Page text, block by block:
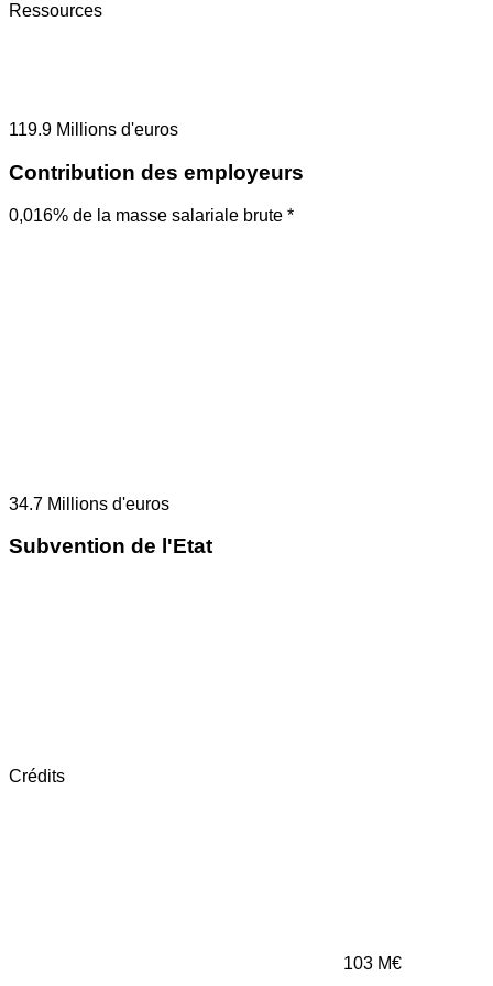
Ressources
119.9 Millions d'euros
Contribution des employeurs
0,016% de la masse salariale brute *
34.7 Millions d'euros
Subvention de l'Etat
Crédits
103 M€